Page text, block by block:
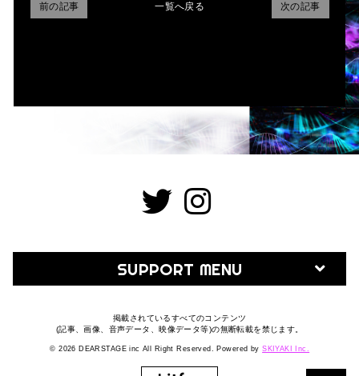
次の記事
一覧へ戻る
前の記事
SUPPORT MENU
掲載されているすべてのコンテンツ
(記事、画像、音声データ、映像データ等)の無断転載を禁じます。
© 2026 DEARSTAGE inc All Right Reserved. Powered bySKIYAKI Inc.